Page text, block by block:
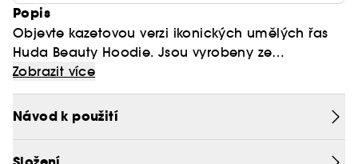
Popis
Objevte kazetovou verzi ikonických umělých řas
Huda Beauty Hoodie. Jsou vyrobeny ze
syntetických vláken, dodávají se v různých
délkách a stylech, jsou opakovaně použitelné,
snadno se aplikují a lze je přizpůsobit.
Zobrazit více
Návod k použití